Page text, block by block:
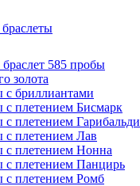
585 пробы
золота
с бриллиантами
с плетением Бисмарк
с плетением Гарибальди
с плетением Лав
с плетением Нонна
с плетением Панцирь
с плетением Ромб